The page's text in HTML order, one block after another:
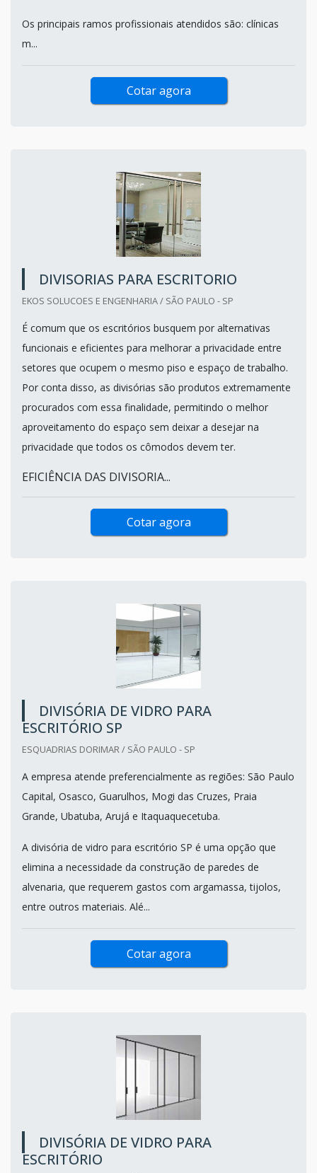
Os principais ramos profissionais atendidos são: clínicas
m...
Cotar agora
DIVISORIAS PARA ESCRITORIO
EKOS SOLUCOES E ENGENHARIA / SÃO PAULO - SP
É comum que os escritórios busquem por alternativas
funcionais e eficientes para melhorar a privacidade entre
setores que ocupem o mesmo piso e espaço de trabalho.
Por conta disso, as divisórias são produtos extremamente
procurados com essa finalidade, permitindo o melhor
aproveitamento do espaço sem deixar a desejar na
privacidade que todos os cômodos devem ter.
EFICIÊNCIA DAS DIVISORIA...
Cotar agora
DIVISÓRIA DE VIDRO PARA
ESCRITÓRIO SP
ESQUADRIAS DORIMAR / SÃO PAULO - SP
A empresa atende preferencialmente as regiões: São Paulo
Capital, Osasco, Guarulhos, Mogi das Cruzes, Praia
Grande, Ubatuba, Arujá e Itaquaquecetuba.
A divisória de vidro para escritório SP é uma opção que
elimina a necessidade da construção de paredes de
alvenaria, que requerem gastos com argamassa, tijolos,
entre outros materiais. Alé...
Cotar agora
DIVISÓRIA DE VIDRO PARA
ESCRITÓRIO